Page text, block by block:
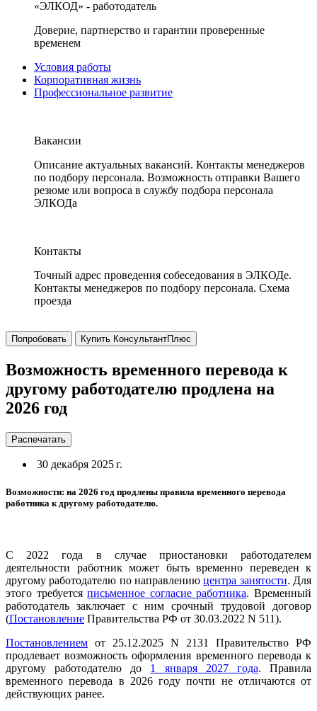
«ЭЛКОД» - работодатель
Доверие, партнерство и гарантии проверенные
временем
Условия работы
Корпоративная жизнь
Профессиональное развитие
Вакансии
Описание актуальных вакансий. Контакты менеджеров
по подбору персонала. Возможность отправки Вашего
резюме или вопроса в службу подбора персонала
ЭЛКОДа
Контакты
Точный адрес проведения собеседования в ЭЛКОДе.
Контакты менеджеров по подбору персонала. Схема
проезда
Попробовать Купить КонсультантПлюс
Возможность временного перевода к
другому работодателю продлена на
2026 год
Распечатать
30 декабря 2025 г.
Возможности: на 2026 год продлены правила временного перевода
работника к другому работодателю.
С 2022 года в случае приостановки работодателем
деятельности работник может быть временно переведен к
другому работодателю по направлениюцентра занятости. Для
этого требуетсяписьменное согласие работника. Временный
работодатель заключает с ним срочный трудовой договор
(Постановление Правительства РФ от 30.03.2022 N 511).
Постановлением от 25.12.2025 N 2131 Правительство РФ
продлевает возможность оформления временного перевода к
другому работодателю до 1 января 2027 года. Правила
временного перевода в 2026 году почти не отличаются от
действующих ранее.